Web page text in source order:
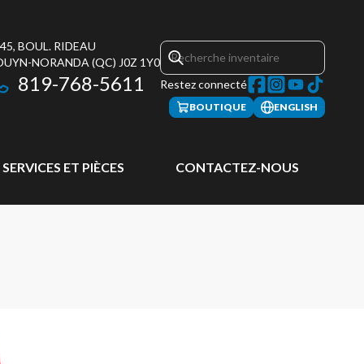
BOUL. RIDEAU
NORANDA (QC) J0Z 1Y0
819-768-5611 Restez connecté
BOUTIQUE ENGLISH
SERVICES ET PIÈCES CONTACTEZ-NOUS